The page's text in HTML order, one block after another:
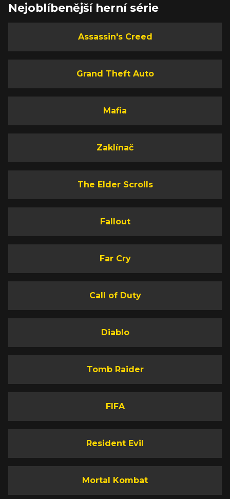
Nejoblíbenější herní série
Assassin's Creed
Grand Theft Auto
Mafia
Zaklínač
The Elder Scrolls
Fallout
Far Cry
Call of Duty
Diablo
Tomb Raider
FIFA
Resident Evil
Mortal Kombat